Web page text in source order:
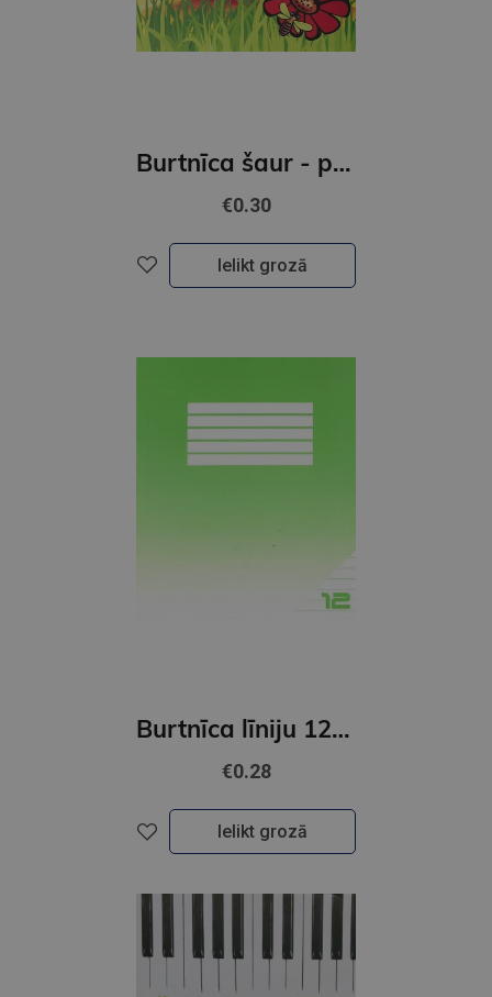
Burtnīca šaur - platlīnīju 12 lpp
€0.30
Ielikt grozā
Burtnīca līniju 12 lapas
€0.28
Ielikt grozā